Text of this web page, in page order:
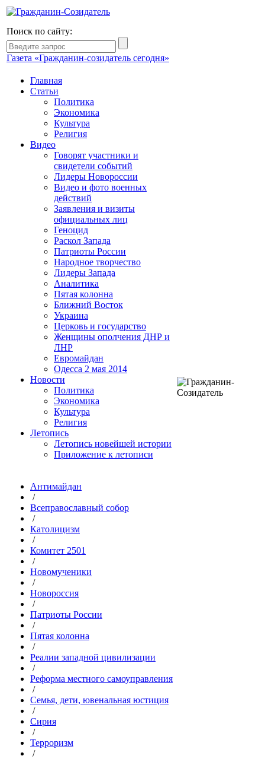
Поиск по сайту:
Газета «Гражданин-созидатель сегодня»
Главная
Статьи
Политика
Экономика
Культура
Религия
Видео
Говорят участники и
свидетели событий
Лидеры Новороссии
Видео и фото военных
действий
Заявления и визиты
официальных лиц
Геноцид
Раскол Запада
Патриоты России
Народное творчество
Лидеры Запада
Аналитика
Пятая колонна
Ближний Восток
Украина
Церковь и государство
Женщины ополчения ДНР и
ЛНР
Евромайдан
Одесса 2 мая 2014
Новости
Политика
Экономика
Культура
Религия
Летопись
Летопись новейшей истории
Приложение к летописи
Антимайдан
/
Всеправославный собор
/
Католицизм
/
Комитет 2501
/
Новомученики
/
Новороссия
/
Патриоты России
/
Пятая колонна
/
Реалии западной цивилизации
/
Реформа местного самоуправления
/
Семья, дети, ювенальная юстиция
/
Сирия
/
Терроризм
/